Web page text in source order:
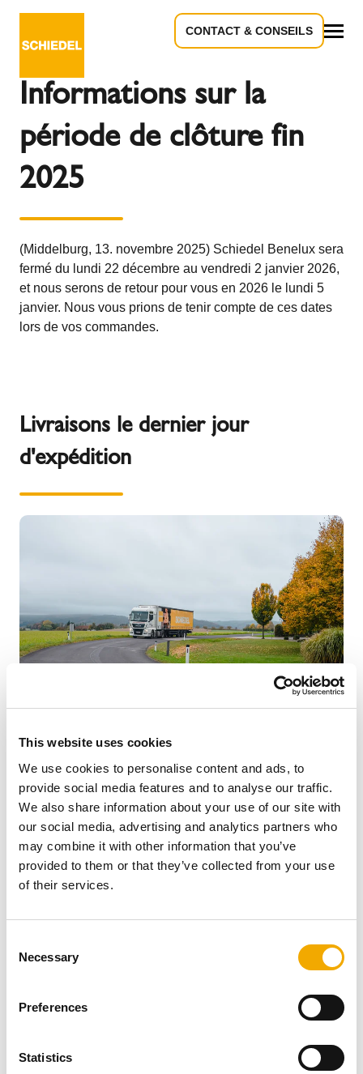
This website uses cookies
We use cookies to personalise content and ads, to
provide social media features and to analyse our traffic.
We also share information about your use of our site with
our social media, advertising and analytics partners who
may combine it with other information that you’ve
provided to them or that they’ve collected from your use
of their services.
Necessary
Preferences
Statistics
CONTACT & CONSEILS
Informations sur la
période de clôture fin
2025
(Middelburg, 13. novembre 2025) Schiedel Benelux sera
fermé du lundi 22 décembre au vendredi 2 janvier 2026,
et nous serons de retour pour vous en 2026 le lundi 5
janvier. Nous vous prions de tenir compte de ces dates
lors de vos commandes.
Livraisons le dernier jour
d'expédition
Le dernier jour d'expédition de cette année est le
vendredi 12 décembre. Nous vous encourageons à
passer vos commandes à temps afin que nous puissions
vous fournir le meilleur service possible et éviter tout
retard pendant la période de pointe.
d'assistance technique et bureau
des ingénieurs